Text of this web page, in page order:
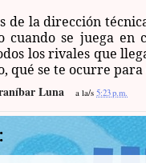
de la dirección
cuando se juega en
los rivales que
qué se te ocurre
Luna a la/s 5:23 p.m.